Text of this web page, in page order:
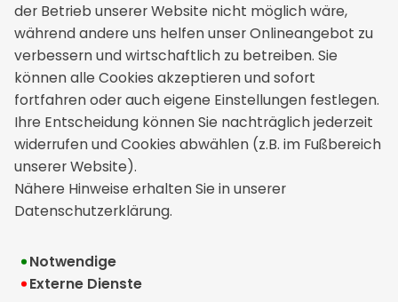
der Betrieb unserer Website nicht möglich wäre,
während andere uns helfen unser Onlineangebot zu
verbessern und wirtschaftlich zu betreiben. Sie
können alle Cookies akzeptieren und sofort
fortfahren oder auch eigene Einstellungen festlegen.
Ihre Entscheidung können Sie nachträglich jederzeit
widerrufen und Cookies abwählen (z.B. im Fußbereich
unserer Website).
Nähere Hinweise erhalten Sie in unserer
Datenschutzerklärung.
Notwendige
Externe Dienste
Thomas Mendau Versicherungsmakler
Dorfstraße 9a
39175 Wahlitz
+49 39200 76617
info[at]mendau-versicherungen.de
Rechtliches
Impressum
Erstinformation
Datenschutz